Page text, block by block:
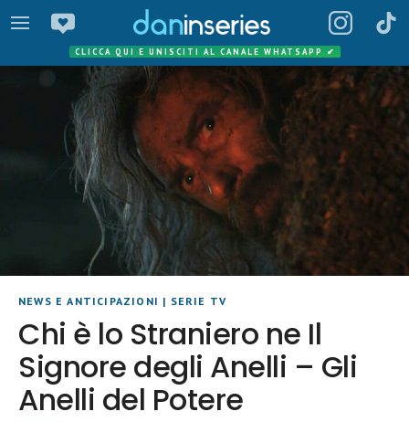
CLICCA QUI E UNISCITI AL CANALE WHATSAPP ✔
NEWS E ANTICIPAZIONI | SERIE TV
Chi è lo Straniero ne Il
Signore degli Anelli – Gli
Anelli del Potere